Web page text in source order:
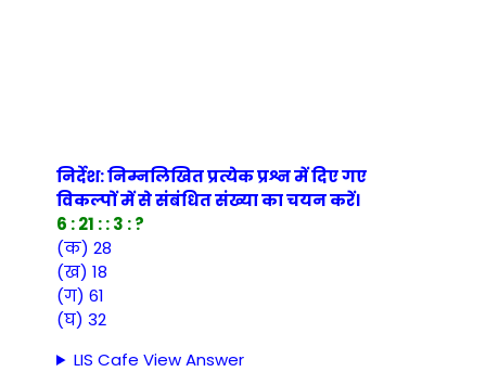
निर्देश: निम्नलिखित प्रत्येक प्रश्न में दिए गए
विकल्पों में से संबंधित संख्या का चयन करें।
6 : 21 : : 3 : ?
(क) 28
(ख) 18
(ग) 61
(घ) 32
LIS Cafe View Answer